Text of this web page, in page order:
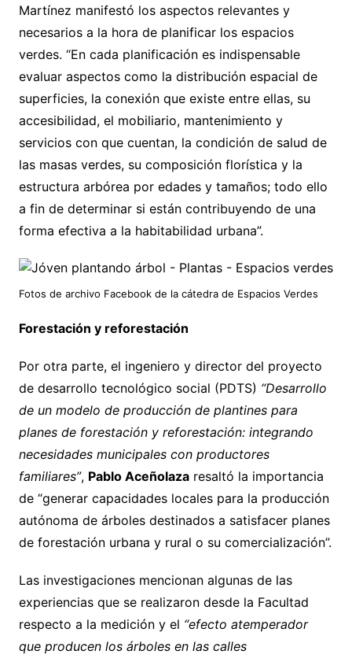
Martínez manifestó los aspectos relevantes y
necesarios a la hora de planificar los espacios
verdes. “En cada planificación es indispensable
evaluar aspectos como la distribución espacial de
superficies, la conexión que existe entre ellas, su
accesibilidad, el mobiliario, mantenimiento y
servicios con que cuentan, la condición de salud de
las masas verdes, su composición florística y la
estructura arbórea por edades y tamaños; todo ello
a fin de determinar si están contribuyendo de una
forma efectiva a la habitabilidad urbana”.
Fotos de archivo Facebook de la cátedra de Espacios Verdes
Forestación y reforestación
Por otra parte, el ingeniero y director del proyecto
de desarrollo tecnológico social (PDTS) “Desarrollo
de un modelo de producción de plantines para
planes de forestación y reforestación: integrando
necesidades municipales con productores
familiares”, Pablo Aceñolazaresaltó la importancia
de “generar capacidades locales para la producción
autónoma de árboles destinados a satisfacer planes
de forestación urbana y rural o su comercialización”.
Las investigaciones mencionan algunas de las
experiencias que se realizaron desde la Facultad
respecto a la medición y el “efecto atemperador
que producen los árboles en las calles